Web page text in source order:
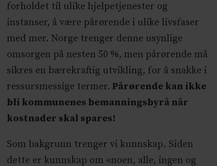
forholdet til ulike hjelpetjenester og
instanser, å være pårørende i ulike livsfaser
med mer. Norge trenger denne usynlige
omsorgen på nesten 50 %, men pårørende må
sikres en bærekraftig utvikling, for å snakke i
ressursmessige termer. Pårørende kan ikke
bli kommunenes bemanningsbyrå når
kostnader skal spares!
Som bakgrunn trenger vi kunnskap. Siden
dette er kunnskap om «noen, alle, ingen og